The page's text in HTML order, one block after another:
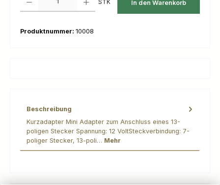
STK In den Warenkorb
Produktnummer: 10008
Beschreibung
Kurzadapter Mini Adapter zum Anschluss eines 13-
poligen Stecker Spannung: 12 VoltSteckverbindung: 7-
poliger Stecker, 13-poli… Mehr